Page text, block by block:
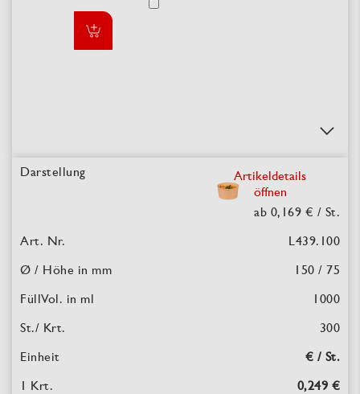
Artikeldetails
öffnen
ab 0,169 € / St.
L439.100
150 / 75
1000
300
€ / St.
0,249 €